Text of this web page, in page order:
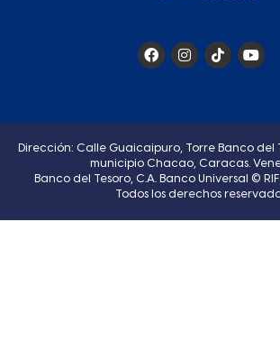
Dirección: Calle Guaicaipuro, Torre Banco del
municipio Chacao, Caracas.
Banco del Tesoro, C.A. Banco Universal ©
Todos los derechos